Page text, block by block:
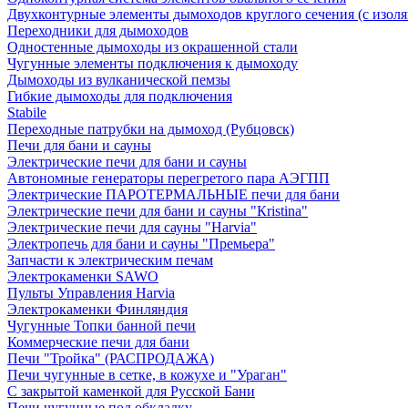
Двухконтурные элементы дымоходов круглого сечения (с
Переходники для дымоходов
Одностенные дымоходы из окрашенной стали
Чугунные элементы подключения к дымоходу
Дымоходы из вулканической пемзы
Гибкие дымоходы для подключения
Stabile
Переходные патрубки на дымоход (Рубцовск)
Печи для бани и сауны
Электрические печи для бани и сауны
Автономные генераторы перегретого пара АЭГПП
Электрические ПАРОТЕРМАЛЬНЫЕ печи для бани
Электрические печи для бани и сауны "Кristina"
Электрические печи для сауны "Harvia"
Электропечь для бани и сауны "Премьера"
Запчасти к электрическим печам
Электрокаменки SAWO
Пульты Управления Harvia
Электрокаменки Финляндия
Чугунные Топки банной печи
Коммерческие печи для бани
Печи "Тройка" (РАСПРОДАЖА)
Печи чугунные в сетке, в кожухе и "Ураган"
С закрытой каменкой для Русской Бани